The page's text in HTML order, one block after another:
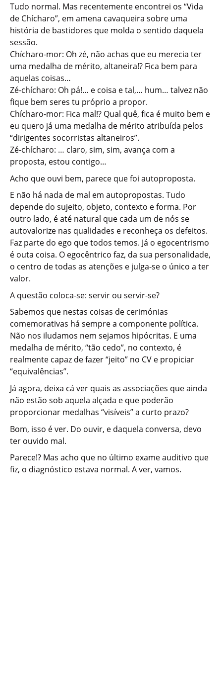
Tudo normal. Mas recentemente encontrei os “Vida
de Chícharo”, em amena cavaqueira sobre uma
história de bastidores que molda o sentido daquela
sessão.
Chícharo-mor: Oh zé, não achas que eu merecia ter
uma medalha de mérito, altaneira!? Fica bem para
aquelas coisas…
Zé-chícharo: Oh pá!… e coisa e tal,… hum… talvez não
fique bem seres tu próprio a propor.
Chícharo-mor: Fica mal!? Qual quê, fica é muito bem e
eu quero já uma medalha de mérito atribuída pelos
“dirigentes socorristas altaneiros”.
Zé-chícharo: … claro, sim, sim, avança com a
proposta, estou contigo…
Acho que ouvi bem, parece que foi autoproposta.
E não há nada de mal em autopropostas. Tudo
depende do sujeito, objeto, contexto e forma. Por
outro lado, é até natural que cada um de nós se
autovalorize nas qualidades e reconheça os defeitos.
Faz parte do ego que todos temos. Já o egocentrismo
é outa coisa. O egocêntrico faz, da sua personalidade,
o centro de todas as atenções e julga-se o único a ter
valor.
A questão coloca-se: servir ou servir-se?
Sabemos que nestas coisas de cerimónias
comemorativas há sempre a componente política.
Não nos iludamos nem sejamos hipócritas. E uma
medalha de mérito, “tão cedo”, no contexto, é
realmente capaz de fazer “jeito” no CV e propiciar
“equivalências”.
Já agora, deixa cá ver quais as associações que ainda
não estão sob aquela alçada e que poderão
proporcionar medalhas “visíveis” a curto prazo?
Bom, isso é ver. Do ouvir, e daquela conversa, devo
ter ouvido mal.
Parece!? Mas acho que no último exame auditivo que
fiz, o diagnóstico estava normal. A ver, vamos.